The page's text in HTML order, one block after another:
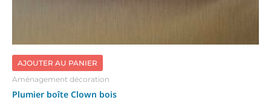
AJOUTER AU PANIER
Aménagement décoration
Plumier boîte Clown bois